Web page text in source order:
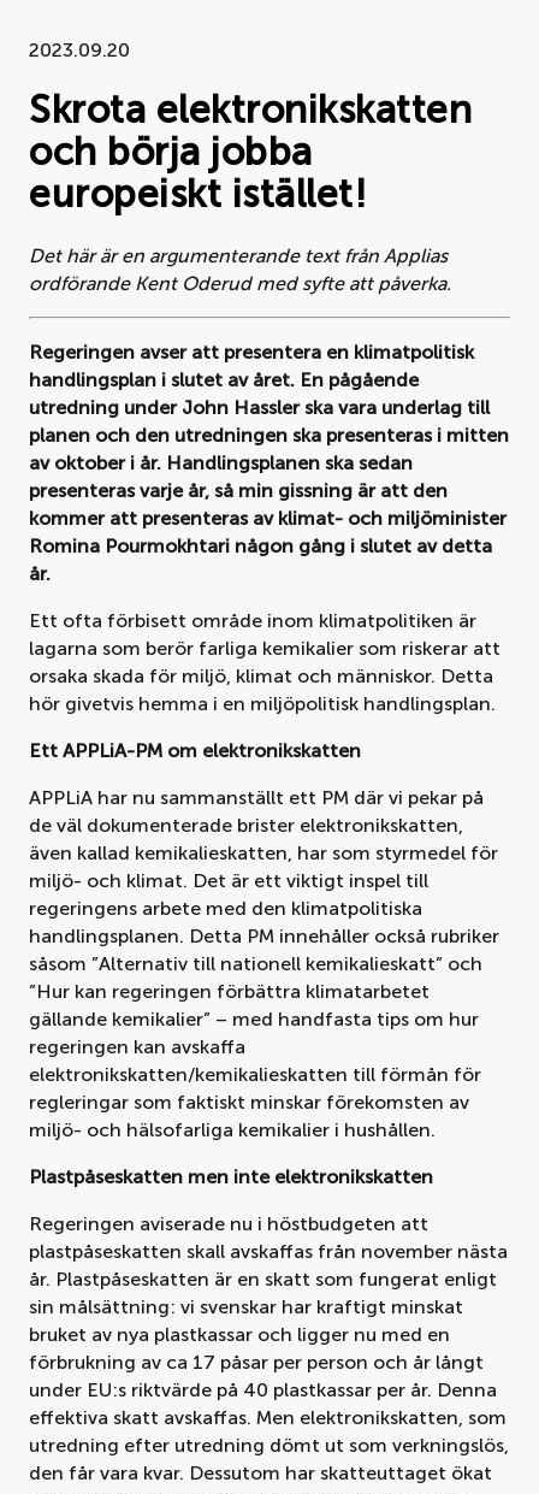
Om APPLiA
Medlemmar
Nyheter
Styrelse
2023.09.20
Skrota elektronikskatten
och börja jobba
europeiskt istället!
Det här är en argumenterande text från Applias
ordförande Kent Oderud med syfte att påverka.
Regeringen avser att presentera en klimatpolitisk
handlingsplan i slutet av året. En pågående
utredning under John Hassler ska vara underlag till
planen och den utredningen ska presenteras i mitten
av oktober i år. Handlingsplanen ska sedan
presenteras varje år, så min gissning är att den
kommer att presenteras av klimat- och miljöminister
Romina Pourmokhtari någon gång i slutet av detta
år.
Ett ofta förbisett område inom klimatpolitiken är
lagarna som berör farliga kemikalier som riskerar att
orsaka skada för miljö, klimat och människor. Detta
hör givetvis hemma i en miljöpolitisk handlingsplan.
Ett APPLiA-PM om elektronikskatten
APPLiA har nu sammanställt ett PM där vi pekar på
de väl dokumenterade brister elektronikskatten,
även kallad kemikalieskatten, har som styrmedel för
miljö- och klimat. Det är ett viktigt inspel till
regeringens arbete med den klimatpolitiska
handlingsplanen. Detta PM innehåller också rubriker
såsom ”Alternativ till nationell kemikalieskatt” och
”Hur kan regeringen förbättra klimatarbetet
gällande kemikalier” – med handfasta tips om hur
regeringen kan avskaffa
elektronikskatten/kemikalieskatten till förmån för
regleringar som faktiskt minskar förekomsten av
miljö- och hälsofarliga kemikalier i hushållen.
Plastpåseskatten men inte elektronikskatten
Regeringen aviserade nu i höstbudgeten att
plastpåseskatten skall avskaffas från november nästa
år. Plastpåseskatten är en skatt som fungerat enligt
sin målsättning: vi svenskar har kraftigt minskat
bruket av nya plastkassar och ligger nu med en
förbrukning av ca 17 påsar per person och år långt
under EU:s riktvärde på 40 plastkassar per år. Denna
effektiva skatt avskaffas. Men elektronikskatten, som
utredning efter utredning dömt ut som verkningslös,
den får vara kvar. Dessutom har skatteuttaget ökat